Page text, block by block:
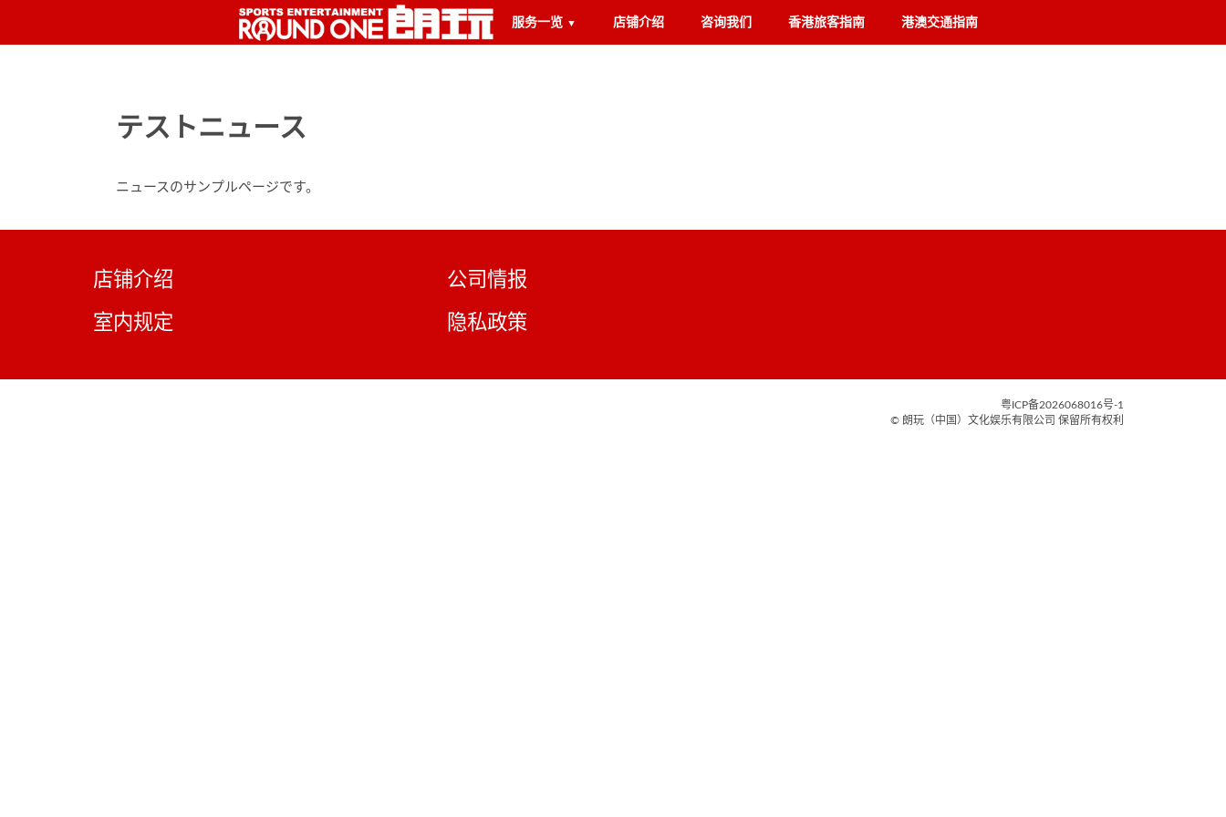
服务一览 ▼ 店铺介绍 咨询我们 香港旅客指南 港澳交通指南
テストニュース
ニュースのサンプルページです。
店铺介绍
室内规定
公司情报
隐私政策
粤ICP备2026068016号-1
© 朗玩（中国）文化娱乐有限公司 保留所有权利